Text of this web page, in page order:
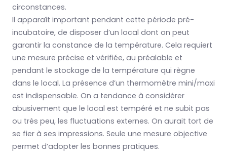
circonstances.
Il apparaît important pendant cette période pré-
incubatoire, de disposer d’un local dont on peut
garantir la constance de la température. Cela requiert
une mesure précise et vérifiée, au préalable et
pendant le stockage de la température qui règne
dans le local. La présence d’un thermomètre mini/maxi
est indispensable. On a tendance à considérer
abusivement que le local est tempéré et ne subit pas
ou très peu, les fluctuations externes. On aurait tort de
se fier à ses impressions. Seule une mesure objective
permet d’adopter les bonnes pratiques.